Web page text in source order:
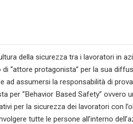
della sicurezza tra i lavoratori in
“attore protagonista” per la sua
ad assumersi la responsabilità di
per “Behavior Based Safety” ovvero
per la sicurezza dei lavoratori con
tutte le persone all’interno